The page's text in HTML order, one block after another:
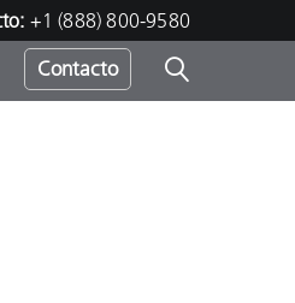
+1 (888) 800-9580
Contacto